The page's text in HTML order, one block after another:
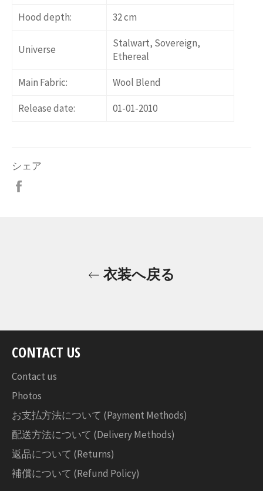
Hood depth:
32 cm
Universe
Stalwart, Sovereign,
Ethereal
Main Fabric:
Wool Blend
Release date:
01-01-2010
シェア
衣装へ戻る
CONTACT US
Contact us
Photos
お支払方法について (Payment Methods)
配送方法について (Delivery Methods)
返品について (Returns)
補償について (Refund Policy)